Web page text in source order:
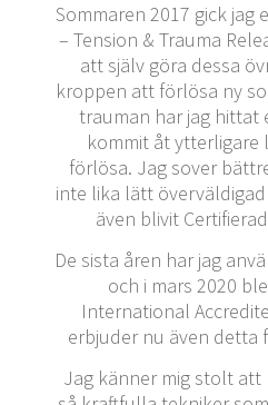
Sommaren 2017 gick jag
– Tension & Trauma
att själv göra dessa
kroppen att förlösa ny
trauman har jag hittat
kommit åt ytterligare
förlösa. Jag sover
inte lika lätt
även blivit
De sista åren har jag
och i mars 2020
International
erbjuder nu även detta
Jag känner mig stolt att